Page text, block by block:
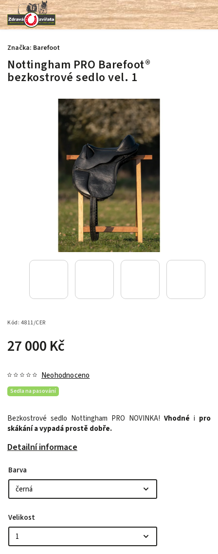
Nottingham PRO Barefoot®
bezkostrové sedlo vel. 1
Kód: 4811/CER
27 000 Kč
Sedla na pasování
Neohodnoceno
Bezkostrové sedlo Nottingham PRO NOVINKA! Vhodné i pro
skákání a vypadá prostě dobře.
Detailní informace
Značka: Barefoot
Barva
Velikost